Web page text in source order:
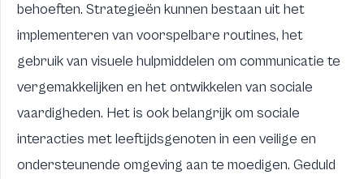
behoeften. Strategieën kunnen bestaan uit het
implementeren van voorspelbare routines, het
gebruik van visuele hulpmiddelen om communicatie te
vergemakkelijken en het ontwikkelen van sociale
vaardigheden. Het is ook belangrijk om sociale
interacties met leeftijdsgenoten in een veilige en
ondersteunende omgeving aan te moedigen. Geduld